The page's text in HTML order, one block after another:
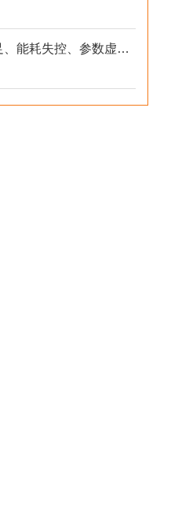
解决定制化不足、能耗失控、参数虚标痛点的2026选型标准